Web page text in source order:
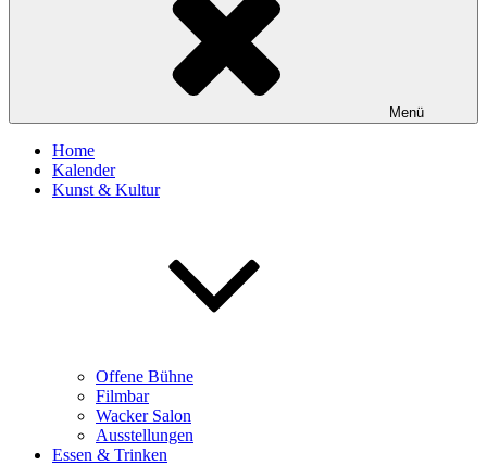
Menü
Home
Kalender
Kunst & Kultur
Offene Bühne
Filmbar
Wacker Salon
Ausstellungen
Essen & Trinken